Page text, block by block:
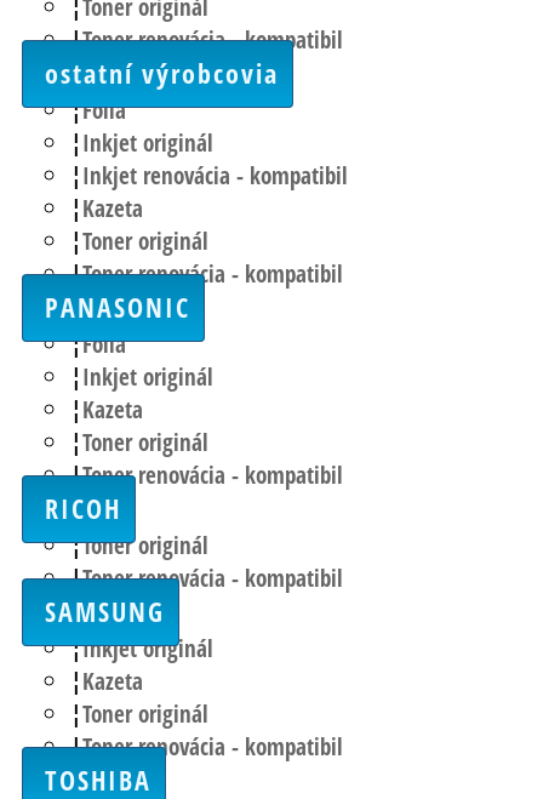
Toner renovácia - kompatibil
ostatní výrobcovia
Fólia
Inkjet originál
Inkjet renovácia - kompatibil
Kazeta
Toner originál
Toner renovácia - kompatibil
PANASONIC
Fólia
Inkjet originál
Kazeta
Toner originál
Toner renovácia - kompatibil
RICOH
Toner originál
Toner renovácia - kompatibil
SAMSUNG
Inkjet originál
Kazeta
Toner originál
Toner renovácia - kompatibil
TOSHIBA